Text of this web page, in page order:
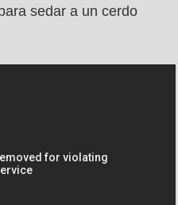
sedar a un cerdo